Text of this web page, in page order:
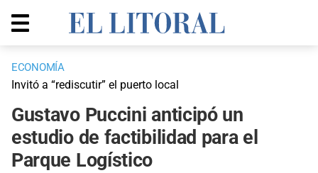
ECONOMÍA
Invitó a “rediscutir” el puerto local
Gustavo Puccini anticipó un
estudio de factibilidad para el
Parque Logístico